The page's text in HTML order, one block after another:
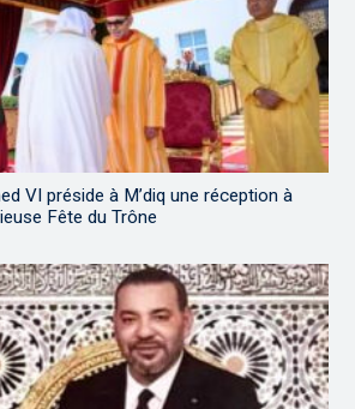
VI préside à M’diq une réception à
Fête du Trône